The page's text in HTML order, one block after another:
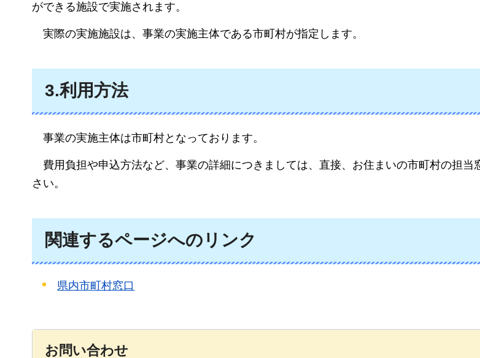
ができる施設で実施されます。
実際の実施施設は、事業の実施主体である市町村が指定します。
3.利用方法
事業の実施主体は市町村となっております。
費用負担や申込方法など、事業の詳細につきましては、直接、お住まいの市町村の担当
さい。
関連するページへのリンク
県内市町村窓口
お問い合わせ